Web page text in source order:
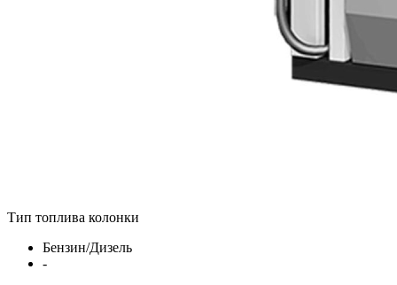
Тип топлива колонки
Бензин/Дизель
-